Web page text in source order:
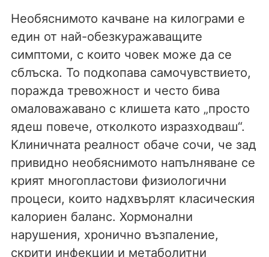
Необяснимото качване на килограми е
един от най-обезкуражаващите
симптоми, с които човек може да се
сблъска. То подкопава самочувствието,
поражда тревожност и често бива
омаловажавано с клишета като „просто
ядеш повече, отколкото изразходваш“.
Клиничната реалност обаче сочи, че зад
привидно необяснимото напълняване се
крият многопластови физиологични
процеси, които надхвърлят класическия
калориен баланс. Хормонални
нарушения, хронично възпаление,
скрити инфекции и метаболитни